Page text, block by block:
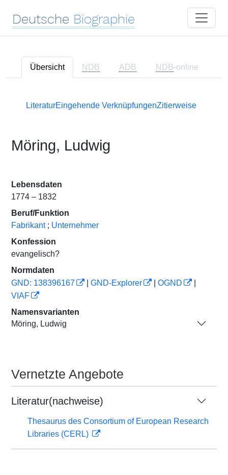
Deutsche Biographie
Übersicht NDB ADB NDB-online
LiteraturEingehende VerknüpfungenZitierweise
Möring, Ludwig
Lebensdaten
1774 – 1832
Beruf/Funktion
Fabrikant ; Unternehmer
Konfession
evangelisch?
Normdaten
GND: 138396167
GND-Explorer OGND
VIAF
Namensvarianten
Möring, Ludwig
Vernetzte Angebote
Literatur(nachweise)
Thesaurus des Consortium of European Research
Libraries (CERL)